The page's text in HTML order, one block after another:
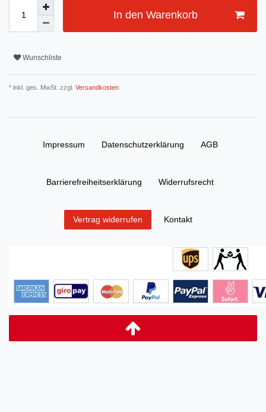
In den Warenkorb
Wunschliste
* inkl. ges. MwSt. zzgl. Versandkosten
Impressum Daten­schutz­erklärung AGB
Barrierefreiheitserklärung Widerrufs­recht
Vertrag widerrufen Kontakt